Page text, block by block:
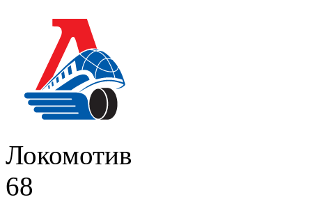
Локомотив
68